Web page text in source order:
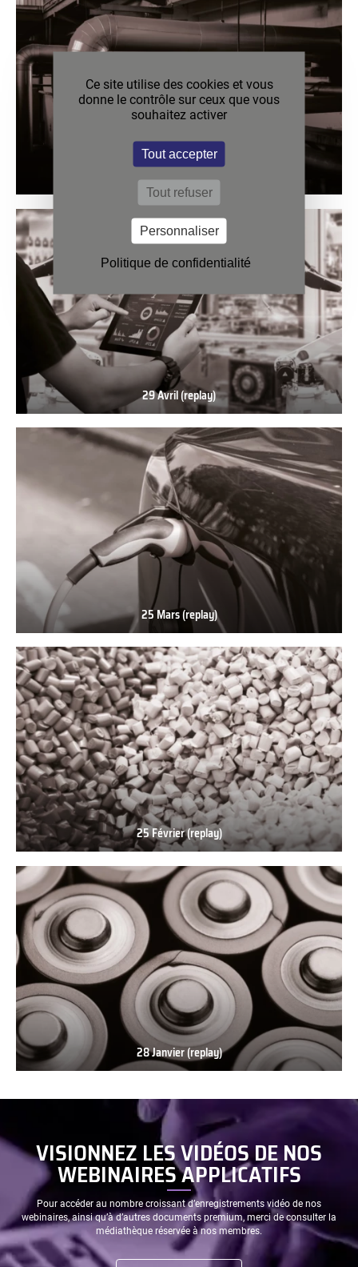
27
(replay)
27 Mai (replay)
Avril
(replay)
29 Avril (replay)
Mars
(replay)
25 Mars (replay)
Février
(replay)
25 Février (replay)
28 Janvier (replay)
VISIONNEZ LES VIDÉOS DE NOS
WEBINAIRES APPLICATIFS
Pour accéder au nombre croissant d’enregistrements vidéo de nos
webinaires, ainsi qu’à d’autres documents premium, merci de consulter la
médiathèque réservée à nos membres.
Ce site utilise des cookies et vous
donne le contrôle sur ceux que vous
souhaitez activer
Tout accepter
Tout refuser
Personnaliser
Politique de confidentialité